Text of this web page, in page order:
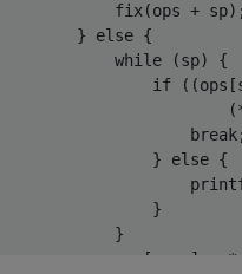
            fix(ops + sp);
        } else {
            while (sp) {
if
                    break;
                } else {
                }
            }
ops[++sp] =